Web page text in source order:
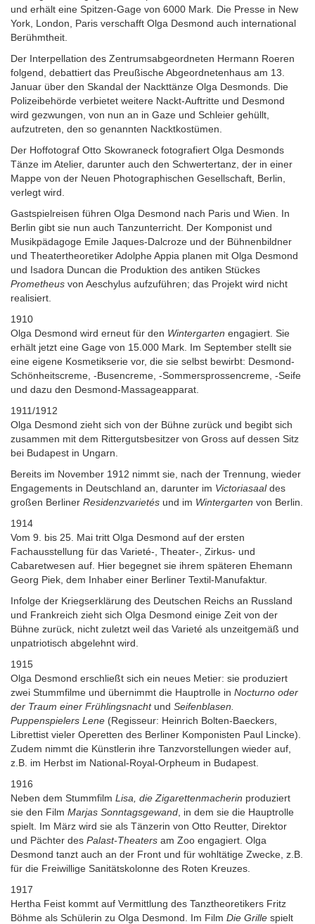
und erhält eine Spitzen-Gage von 6000 Mark. Die Presse in New
York, London, Paris verschafft Olga Desmond auch international
Berühmtheit.
Der Interpellation des Zentrumsabgeordneten Hermann Roeren
folgend, debattiert das Preußische Abgeordnetenhaus am 13.
Januar über den Skandal der Nackttänze Olga Desmonds. Die
Polizeibehörde verbietet weitere Nackt-Auftritte und Desmond
wird gezwungen, von nun an in Gaze und Schleier gehüllt,
aufzutreten, den so genannten Nacktkostümen.
Der Hoffotograf Otto Skowraneck fotografiert Olga Desmonds
Tänze im Atelier, darunter auch den Schwertertanz, der in einer
Mappe von der Neuen Photographischen Gesellschaft, Berlin,
verlegt wird.
Gastspielreisen führen Olga Desmond nach Paris und Wien. In
Berlin gibt sie nun auch Tanzunterricht. Der Komponist und
Musikpädagoge Emile Jaques-Dalcroze und der Bühnenbildner
und Theatertheoretiker Adolphe Appia planen mit Olga Desmond
und Isadora Duncan die Produktion des antiken Stückes
Prometheus von Aeschylus aufzuführen; das Projekt wird nicht
realisiert.
1910
Olga Desmond wird erneut für den Wintergarten engagiert. Sie
erhält jetzt eine Gage von 15.000 Mark. Im September stellt sie
eine eigene Kosmetikserie vor, die sie selbst bewirbt: Desmond-
Schönheitscreme, -Busencreme, -Sommersprossencreme, -Seife
und dazu den Desmond-Massageapparat.
1911/1912
Olga Desmond zieht sich von der Bühne zurück und begibt sich
zusammen mit dem Rittergutsbesitzer von Gross auf dessen Sitz
bei Budapest in Ungarn.
Bereits im November 1912 nimmt sie, nach der Trennung, wieder
Engagements in Deutschland an, darunter im Victoriasaaldes
großen Berliner Residenzvarietés und im Wintergarten von Berlin.
1914
Vom 9. bis 25. Mai tritt Olga Desmond auf der ersten
Fachausstellung für das Varieté-, Theater-, Zirkus- und
Cabaretwesen auf. Hier begegnet sie ihrem späteren Ehemann
Georg Piek, dem Inhaber einer Berliner Textil-Manufaktur.
Infolge der Kriegserklärung des Deutschen Reichs an Russland
und Frankreich zieht sich Olga Desmond einige Zeit von der
Bühne zurück, nicht zuletzt weil das Varieté als unzeitgemäß und
unpatriotisch abgelehnt wird.
1915
Olga Desmond erschließt sich ein neues Metier: sie produziert
zwei Stummfilme und übernimmt die Hauptrolle in Nocturno oder
der Traum einer Frühlingsnachtund Seifenblasen.
Puppenspielers Lene (Regisseur: Heinrich Bolten-Baeckers,
Librettist vieler Operetten des Berliner Komponisten Paul Lincke).
Zudem nimmt die Künstlerin ihre Tanzvorstellungen wieder auf,
z.B. im Herbst im National-Royal-Orpheum in Budapest.
1916
Neben dem Stummfilm Lisa, die Zigarettenmacherin produziert
sie den Film Marjas Sonntagsgewand , in dem sie die Hauptrolle
spielt. Im März wird sie als Tänzerin von Otto Reutter, Direktor
und Pächter des Palast-Theaters am Zoo engagiert. Olga
Desmond tanzt auch an der Front und für wohltätige Zwecke, z.B.
für die Freiwillige Sanitätskolonne des Roten Kreuzes.
1917
Hertha Feist kommt auf Vermittlung des Tanztheoretikers Fritz
Böhme als Schülerin zu Olga Desmond. Im Film Die Grille spielt